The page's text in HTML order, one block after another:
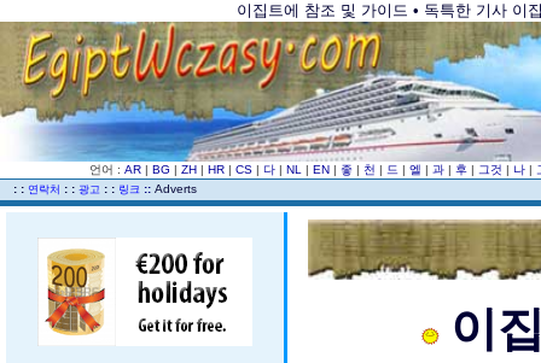
이집트에 참조 및 가이드 • 독특한 기사 이
언어 : AR | BG | ZH | HR | CS | 다 | NL | EN | 좋 | 천 | 드 | 엘 | 과 | 후 | 그것 | 나 |
: : 연락처 : : 광고 : : 링크 :: Adverts
이